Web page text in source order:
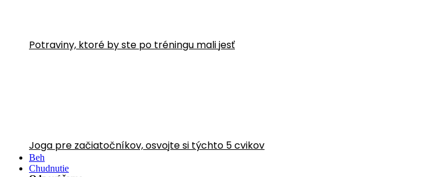
Potraviny, ktoré by ste po tréningu mali jesť
Joga pre začiatočníkov, osvojte si týchto 5 cvikov
Beh
Chudnutie